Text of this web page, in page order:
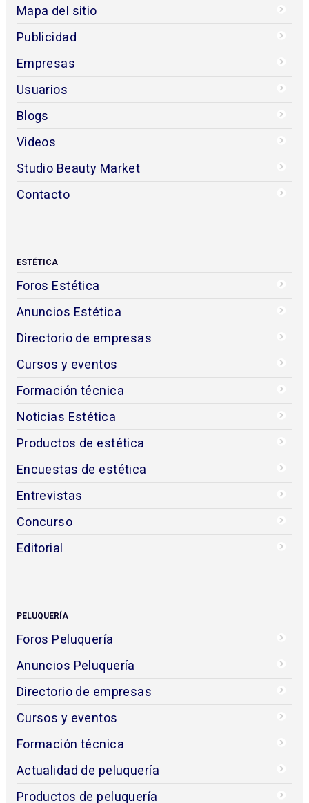
Mapa del sitio
Publicidad
Empresas
Usuarios
Blogs
Videos
Studio Beauty Market
Contacto
ESTÉTICA
Foros Estética
Anuncios Estética
Directorio de empresas
Cursos y eventos
Formación técnica
Noticias Estética
Productos de estética
Encuestas de estética
Entrevistas
Concurso
Editorial
PELUQUERÍA
Foros Peluquería
Anuncios Peluquería
Directorio de empresas
Cursos y eventos
Formación técnica
Actualidad de peluquería
Productos de peluquería